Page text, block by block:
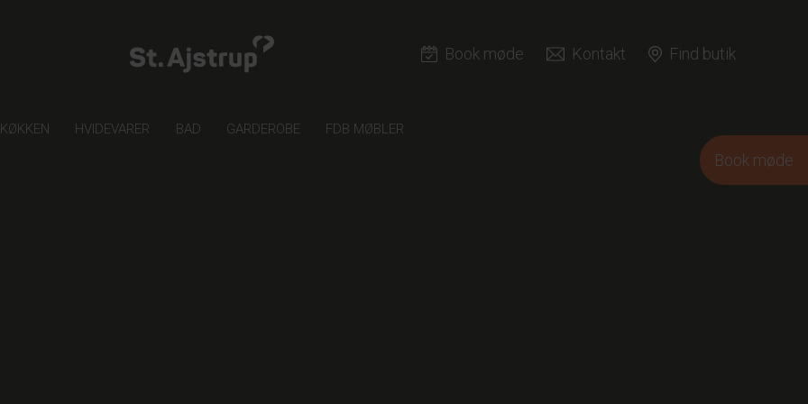
Book møde Kontakt Find butik
KØKKEN HVIDEVARER BAD GARDEROBE FDB MØBLER
Book møde